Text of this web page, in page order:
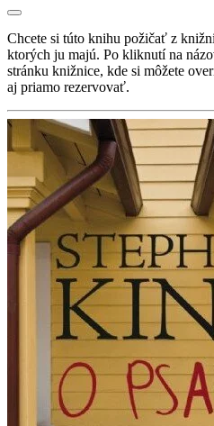
Chcete si túto knihu požičať z
ktorých ju majú. Po kliknutí na
stránku knižnice, kde si môžete
aj priamo rezervovať.